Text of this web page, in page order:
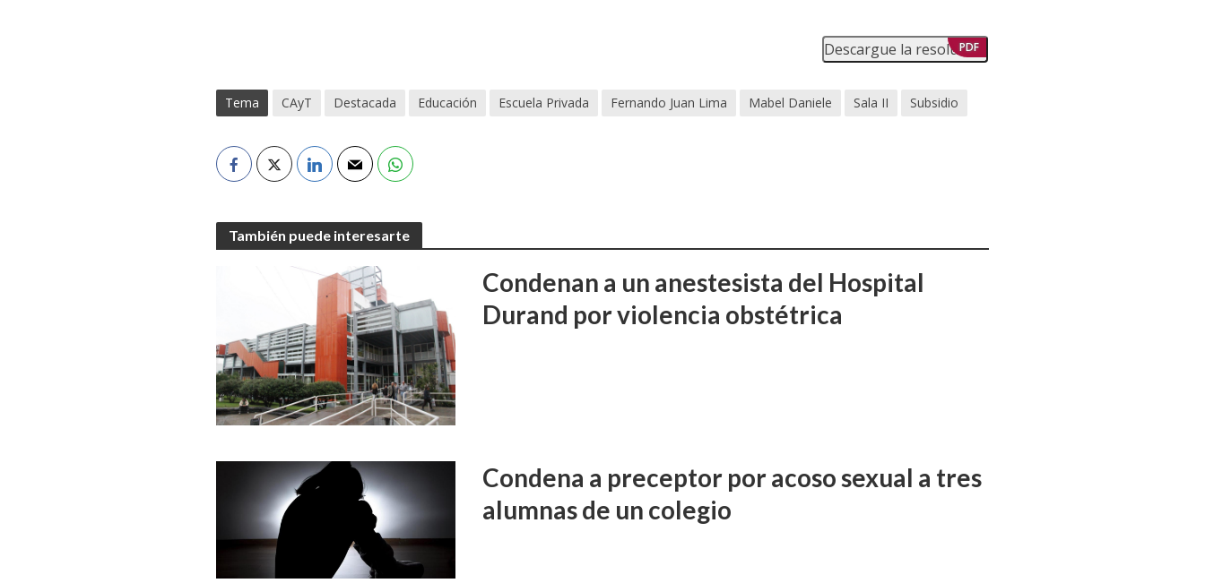
Descargue la resolución
PDF
Tema CAyT Destacada Educación Escuela Privada Fernando Juan Lima Mabel Daniele Sala II Subsidio
También puede interesarte
Condenan a un anestesista del Hospital
Durand por violencia obstétrica
Condena a preceptor por acoso sexual a tres
alumnas de un colegio